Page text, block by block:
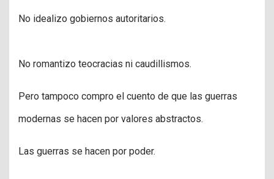
No idealizo gobiernos autoritarios.
No romantizo teocracias ni caudillismos.
Pero tampoco compro el cuento de que las guerras
modernas se hacen por valores abstractos.
Las guerras se hacen por poder.